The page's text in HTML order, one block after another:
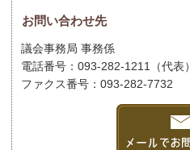
お問い合わせ先
議会事務局 事務係
電話番号：093-282-1211（代表）
ファクス番号：093-282-7732